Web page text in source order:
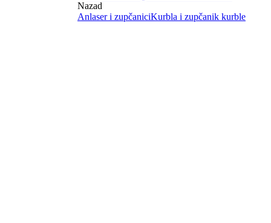
Nazad
Anlaser i zupčaniciKurbla i zupčanik kurble